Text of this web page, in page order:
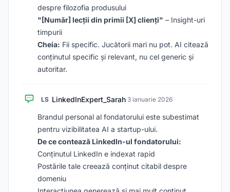
despre filozofia produsului
"[Număr] lecții din primii [X] clienți" – Insight-uri
timpurii
Cheia: Fii specific. Jucătorii mari nu pot. AI citează
conținutul specific și relevant, nu cel generic și
autoritar.
LS LinkedInExpert_Sarah·3 ianuarie 2026
Brandul personal al fondatorului este subestimat
pentru vizibilitatea AI a startup-ului.
De ce contează LinkedIn-ul fondatorului:
Conținutul LinkedIn e indexat rapid
Postările tale creează conținut citabil despre
domeniu